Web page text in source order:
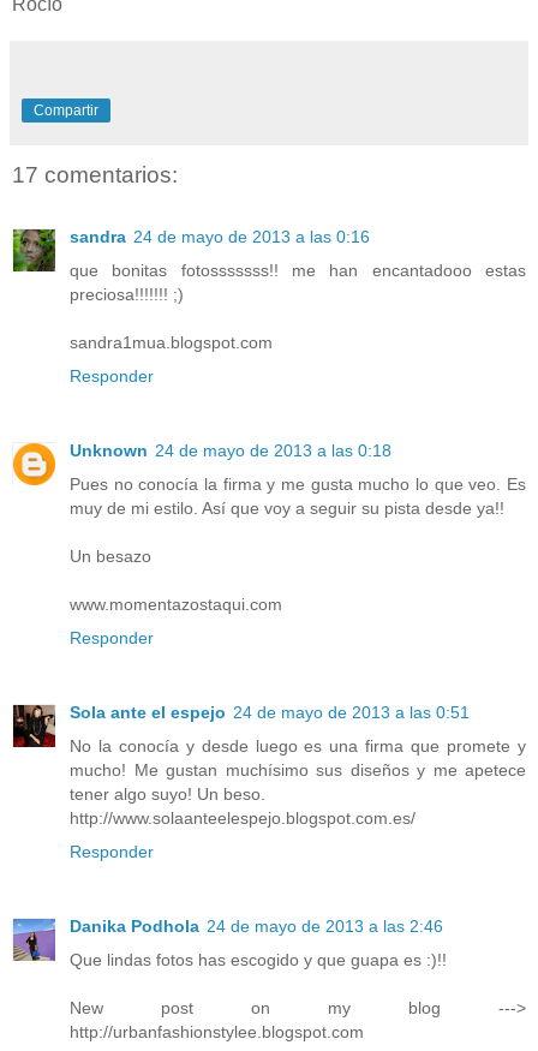
Compartir
17 comentarios:
sandra 24 de mayo de 2013 a las 0:16
que bonitas fotosssssss!! me han encantadooo estas
preciosa!!!!!!! ;)
sandra1mua.blogspot.com
Responder
Unknown 24 de mayo de 2013 a las 0:18
Pues no conocía la firma y me gusta mucho lo que veo. Es
muy de mi estilo. Así que voy a seguir su pista desde ya!!
Un besazo
www.momentazostaqui.com
Responder
Sola ante el espejo 24 de mayo de 2013 a las 0:51
No la conocía y desde luego es una firma que promete y
mucho! Me gustan muchísimo sus diseños y me apetece
tener algo suyo! Un beso.
http://www.solaanteelespejo.blogspot.com.es/
Responder
Danika Podhola 24 de mayo de 2013 a las 2:46
Que lindas fotos has escogido y que guapa es :)!!
New post on my blog --->
http://urbanfashionstylee.blogspot.com